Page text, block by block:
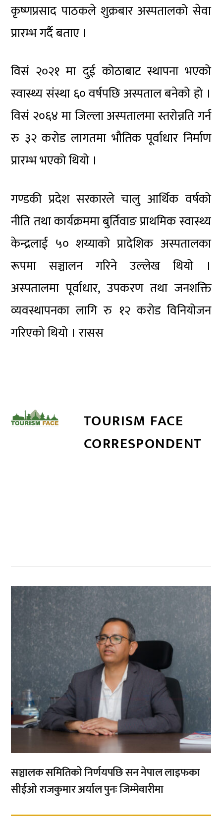
कृष्णप्रसाद पाठकले शुक्रबार अस्पतालको सेवा
प्रारम्भ गर्दै बताए ।
विसं २०२१ मा दुई कोठाबाट स्थापना भएको
स्वास्थ्य संस्था ६० वर्षपछि अस्पताल बनेको हो ।
विसं २०६४ मा जिल्ला अस्पतालमा स्तरोन्नति गर्न
रु ३२ करोड लागतमा भौतिक पूर्वाधार निर्माण
प्रारम्भ भएको थियो ।
गण्डकी प्रदेश सरकारले चालु आर्थिक वर्षको
नीति तथा कार्यक्रममा बुर्तिवाङ प्राथमिक स्वास्थ्य
केन्द्रलाई ५० शय्याको प्रादेशिक अस्पतालका
रूपमा सञ्चालन गरिने उल्लेख थियो ।
अस्पतालमा पूर्वाधार, उपकरण तथा जनशक्ति
व्यवस्थापनका लागि रु १२ करोड विनियोजन
गरिएको थियो । रासस
TOURISM FACE
CORRESPONDENT
सञ्चालक समितिको निर्णयपछि सन नेपाल लाइफका
सीईओ राजकुमार अर्याल पुनः जिम्मेवारीमा